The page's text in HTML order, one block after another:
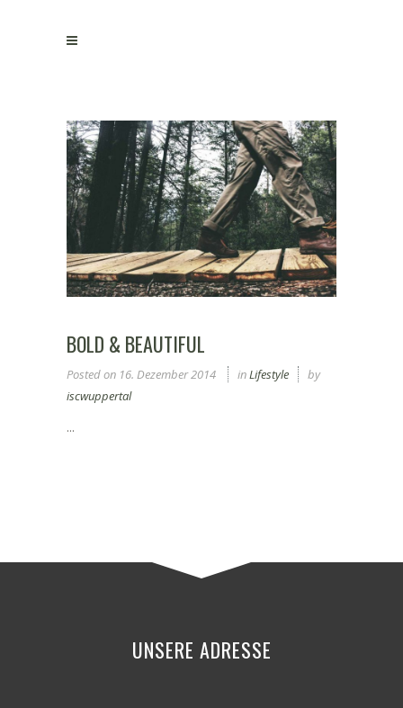
BOLD & BEAUTIFUL
Posted on 16. Dezember 2014 inLifestyle
by
iscwuppertal
...
UNSERE ADRESSE